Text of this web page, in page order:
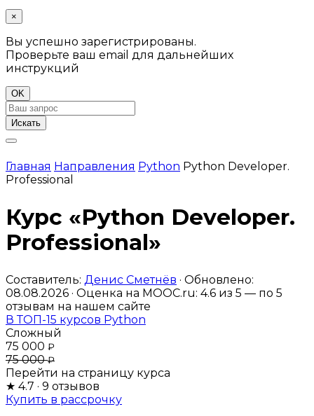
×
Вы успешно зарегистрированы.
Проверьте ваш email для дальнейших
инструкций
OK
Искать
Главная Направления Python Python Developer.
Professional
Курс «Python Developer.
Professional»
Составитель: Денис Сметнёв · Обновлено:
08.08.2026 · Оценка на MOOC.ru: 4.6 из 5 — по 5
отзывам на нашем сайте
В ТОП-15 курсов Python
Сложный
75 000 ₽
75 000₽
Перейти на страницу курса
★ 4.7 · 9 отзывов
Купить в рассрочку